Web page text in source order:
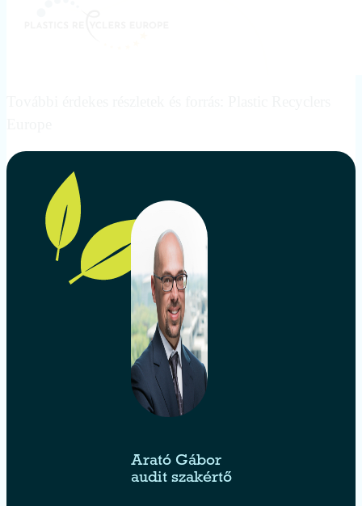
Arató Gábor
audit szakértő